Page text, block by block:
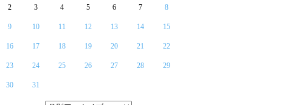
2 3 4 5 6 7 8
9 10 11 12 13 14 15
16 17 18 19 20 21 22
23 24 25 26 27 28 29
30 31